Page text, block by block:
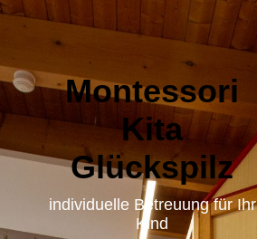
Montessori
Kita
Glückspilz
individuelle Betreuung für Ihr
Kind